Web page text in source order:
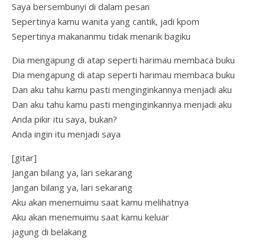
Saya bersembunyi di dalam pesan
Sepertinya kamu wanita yang cantik, jadi kpom
Sepertinya makananmu tidak menarik bagiku
Dia mengapung di atap seperti harimau membaca buku
Dia mengapung di atap seperti harimau membaca buku
Dan aku tahu kamu pasti menginginkannya menjadi aku
Dan aku tahu kamu pasti menginginkannya menjadi aku
Anda pikir itu saya, bukan?
Anda ingin itu menjadi saya
[gitar]
Jangan bilang ya, lari sekarang
Jangan bilang ya, lari sekarang
Aku akan menemuimu saat kamu melihatnya
Aku akan menemuimu saat kamu keluar
jagung di belakang